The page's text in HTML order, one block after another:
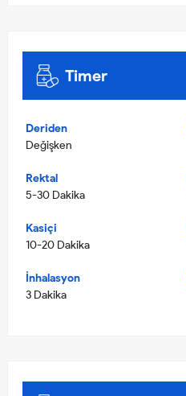
Timer
Deriden
Değişken
Rektal
5-30 Dakika
Kasiçi
10-20 Dakika
İnhalasyon
3 Dakika